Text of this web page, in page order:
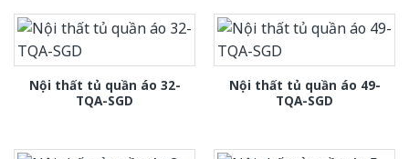
Nội thất tủ quần áo 32-
TQA-SGD
Nội thất tủ quần áo 49-
TQA-SGD